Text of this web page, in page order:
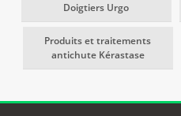
Doigtiers Urgo
Produits et traitements
antichute Kérastase